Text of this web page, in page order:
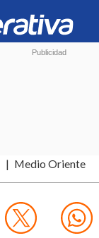
Medio Oriente